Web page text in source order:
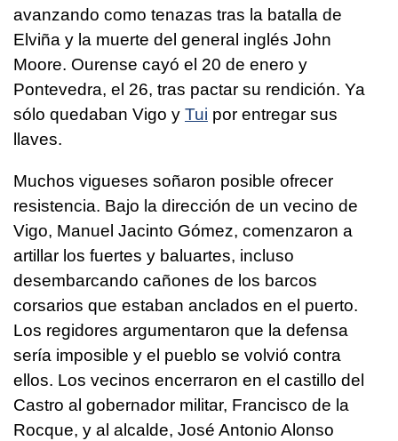
avanzando como tenazas tras la batalla de
Elviña y la muerte del general inglés John
Moore. Ourense cayó el 20 de enero y
Pontevedra, el 26, tras pactar su rendición. Ya
sólo quedaban Vigo y Tui por entregar sus
llaves.
Muchos vigueses soñaron posible ofrecer
resistencia. Bajo la dirección de un vecino de
Vigo, Manuel Jacinto Gómez, comenzaron a
artillar los fuertes y baluartes, incluso
desembarcando cañones de los barcos
corsarios que estaban anclados en el puerto.
Los regidores argumentaron que la defensa
sería imposible y el pueblo se volvió contra
ellos. Los vecinos encerraron en el castillo del
Castro al gobernador militar, Francisco de la
Rocque, y al alcalde, José Antonio Alonso